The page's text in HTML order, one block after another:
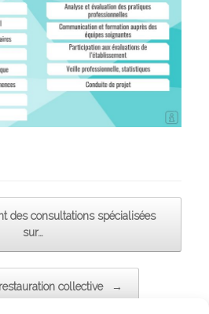
des consultations spécialisées
sur…
collective →